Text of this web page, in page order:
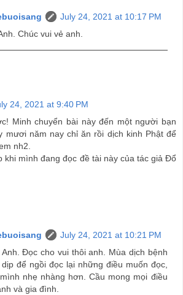
July 24, 2021 at 10:17 PM
Chúc vui vẻ anh.
24, 2021 at 9:40 PM
Minh chuyển bài này đến một người bạn
mươi năm nay chỉ ăn rồi dịch kinh Phật để
nh2.
khi mình đang đọc đề tài này của tác giả Đổ
July 24, 2021 at 10:21 PM
Đọc cho vui thôi anh. Mùa dịch bệnh
để ngồi đọc lại những điều muốn đọc,
nhẹ nhàng hơn. Cầu mong mọi điều
và gia đình.